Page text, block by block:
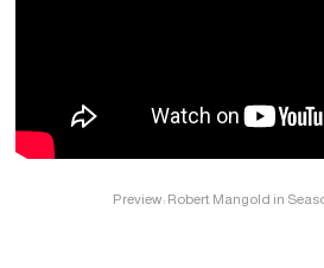
Preview: Robert Mangold in